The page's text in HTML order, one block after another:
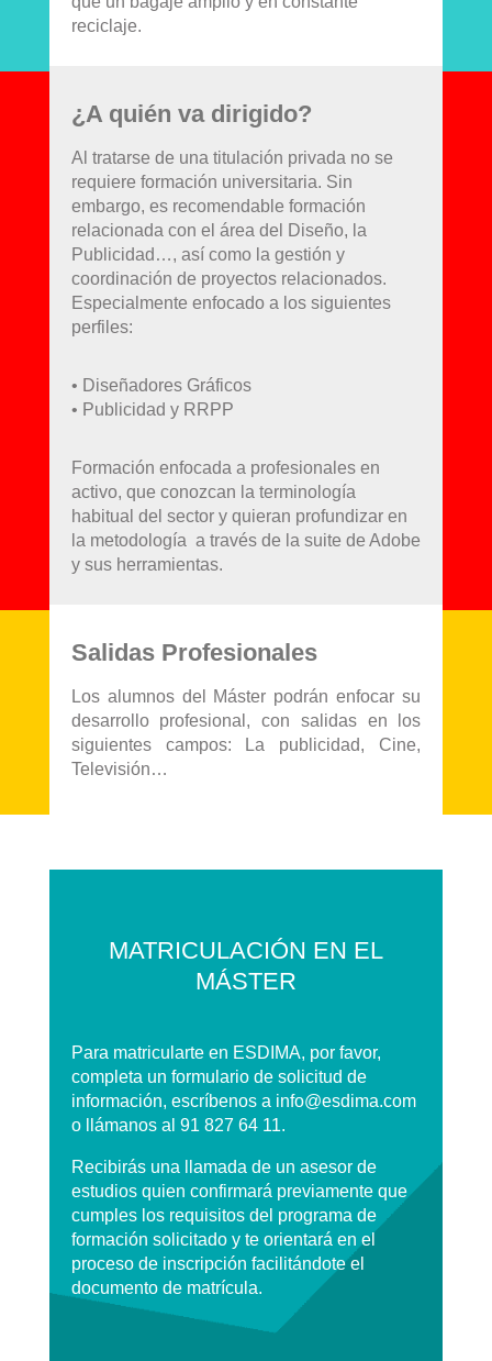
reciclaje.
¿A quién va dirigido?
Al tratarse de una titulación privada no se
requiere formación universitaria. Sin
embargo, es recomendable formación
relacionada con el área del Diseño, la
Publicidad…, así como la gestión y
coordinación de proyectos relacionados.
Especialmente enfocado a los siguientes
perfiles:
• Diseñadores Gráficos
• Publicidad y RRPP
Formación enfocada a profesionales en
activo, que conozcan la terminología
habitual del sector y quieran profundizar en
la metodología a través de la suite de Adobe
y sus herramientas.
Salidas Profesionales
Los alumnos del Máster podrán enfocar su
desarrollo profesional, con salidas en los
siguientes campos: La publicidad, Cine,
Televisión…
MATRICULACIÓN EN EL
MÁSTER
Para matricularte en ESDIMA, por favor,
completa un formulario de solicitud de
información, escríbenos a info@esdima.com
o llámanos al ​ 91 827 64 11.
Recibirás una llamada de un asesor de
estudios quien confirmará previamente que
cumples los requisitos del programa de
formación solicitado y te orientará en el
proceso de inscripción facilitándote el
documento de matrícula.